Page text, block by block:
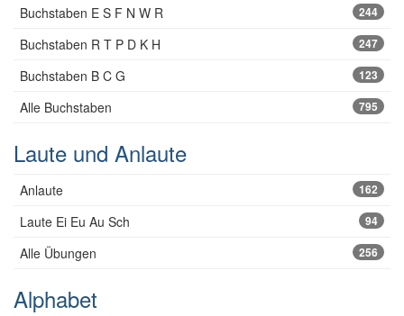
Buchstaben E S F N W R 244
Buchstaben R T P D K H 247
Buchstaben B C G 123
Alle Buchstaben 795
Laute und Anlaute
Anlaute 162
Laute Ei Eu Au Sch 94
Alle Übungen 256
Alphabet